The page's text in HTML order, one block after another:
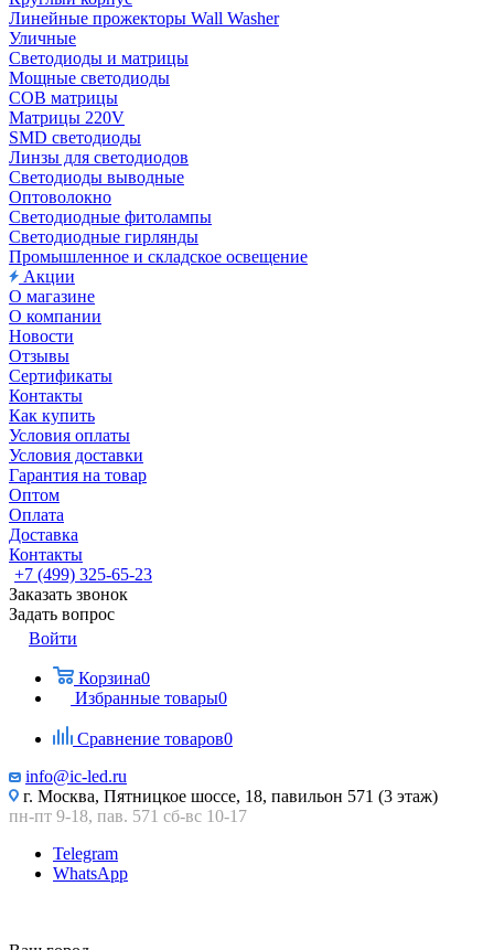
Линейные прожекторы Wall Washer
Уличные
Светодиоды и матрицы
Мощные светодиоды
COB матрицы
Матрицы 220V
SMD светодиоды
Линзы для светодиодов
Светодиоды выводные
Оптоволокно
Светодиодные фитолампы
Светодиодные гирлянды
Промышленное и складское освещение
Акции
О магазине
О компании
Новости
Отзывы
Сертификаты
Контакты
Как купить
Условия оплаты
Условия доставки
Гарантия на товар
Оптом
Оплата
Доставка
Контакты
+7 (499) 325-65-23
Заказать звонок
Задать вопрос
Войти
Корзина0
Избранные товары0
Сравнение товаров0
info@ic-led.ru
г. Москва, Пятницкое шоссе, 18, павильон 571 (3 этаж)
пн-пт 9-18, пав. 571 сб-вс 10-17
Telegram
WhatsApp